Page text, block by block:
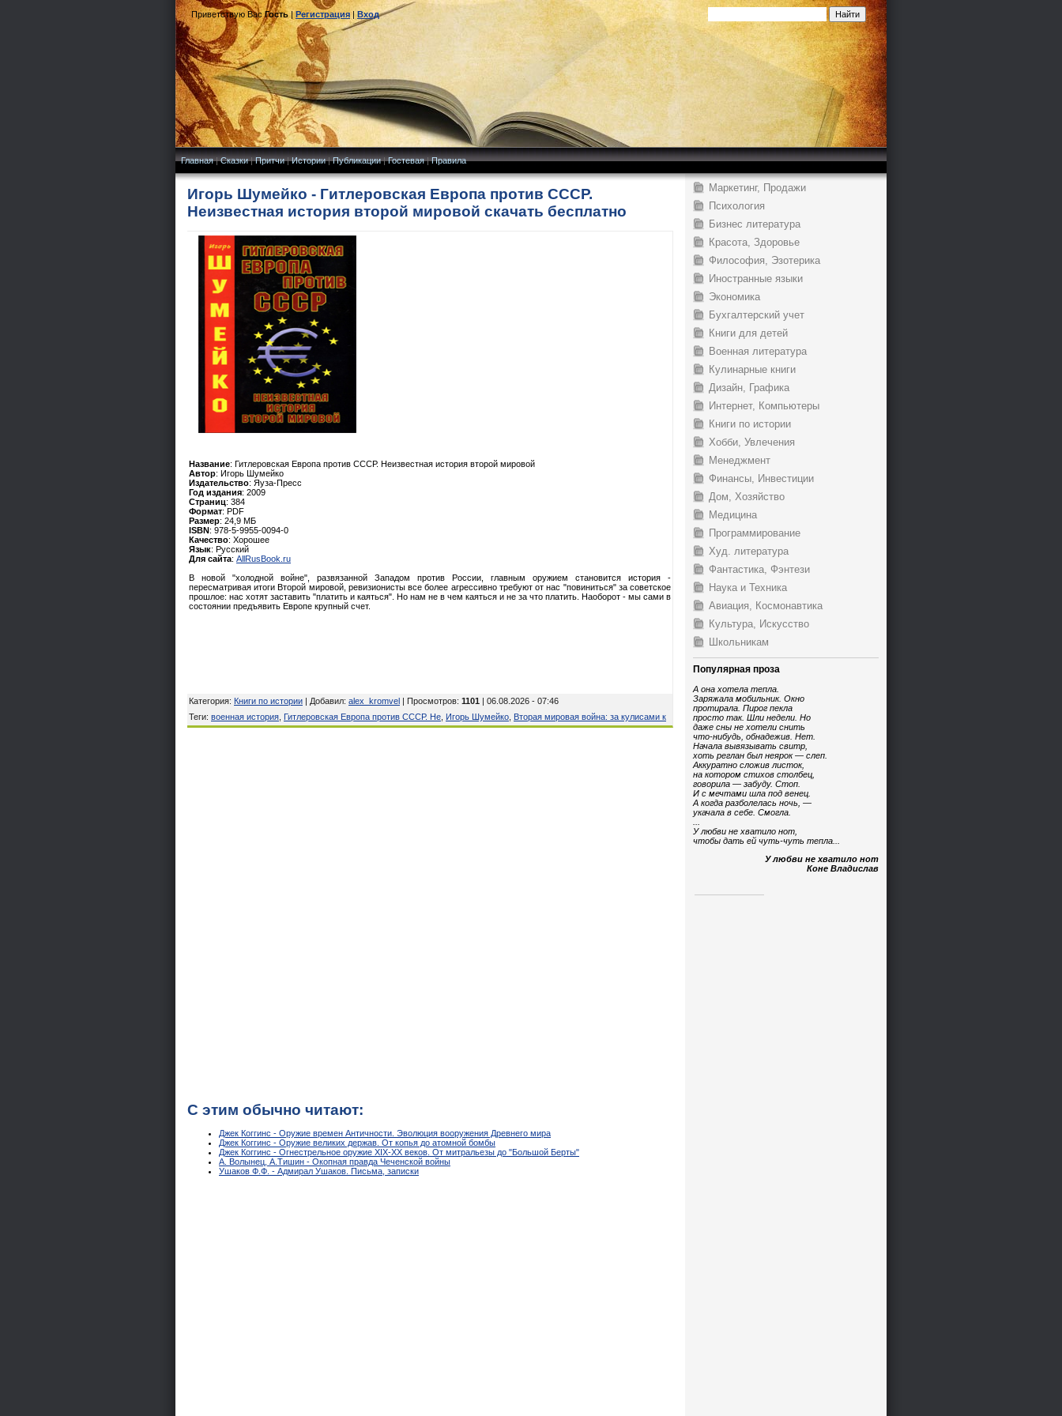
Приветствую Вас Гость|Регистрация|Вход
Главная|Сказки|Притчи|Истории|Публикации|Гостевая|Правила
Игорь Шумейко - Гитлеровская Европа против СССР.
Неизвестная история второй мировой скачать бесплатно
Название: Гитлеровская Европа против СССР. Неизвестная история второй мировой
Автор: Игорь Шумейко
Издательство: Яуза-Пресс
Год издания: 2009
Страниц: 384
Формат: PDF
Размер: 24,9 МБ
ISBN: 978-5-9955-0094-0
Качество: Хорошее
Язык: Русский
Для сайта: AllRusBook.ru
В новой "холодной войне", развязанной Западом против России, главным оружием становится история -
пересматривая итоги Второй мировой, ревизионисты все более агрессивно требуют от нас "повиниться" за советское
прошлое: нас хотят заставить "платить и каяться". Но нам не в чем каяться и не за что платить. Наоборот - мы сами в
состоянии предъявить Европе крупный счет.
Категория: Книги по истории | Добавил: alex_kromvel | Просмотров: 1101 | 06.08.2026 - 07:46
Теги: военная история Гитлеровская Европа против СССР. Не Игорь Шумейко Вторая мировая война: за кулисами к
С этим обычно читают:
Джек Коггинс - Оружие времен Античности. Эволюция вооружения Древнего мира
Джек Коггинс - Оружие великих держав. От копья до атомной бомбы
Джек Коггинс - Огнестрельное оружие XIX-XX веков. От митральезы до "Большой Берты"
А. Волынец, А.Тишин - Окопная правда Чеченской войны
Ушаков Ф.Ф. - Адмирал Ушаков. Письма, записки
Маркетинг, Продажи
Психология
Бизнес литература
Красота, Здоровье
Философия, Эзотерика
Иностранные языки
Экономика
Бухгалтерский учет
Книги для детей
Военная литература
Кулинарные книги
Дизайн, Графика
Интернет, Компьютеры
Книги по истории
Хобби, Увлечения
Менеджмент
Финансы, Инвестиции
Дом, Хозяйство
Медицина
Программирование
Худ. литература
Фантастика, Фэнтези
Наука и Техника
Авиация, Космонавтика
Культура, Искусство
Школьникам
Популярная проза
А она хотела тепла.
Заряжала мобильник. Окно
протирала. Пирог пекла
просто так. Шли недели. Но
даже сны не хотели снить
что-нибудь, обнадежив. Нет.
Начала вывязывать свитр,
хоть реглан был неярок — слеп.
Аккуратно сложив листок,
на котором стихов столбец,
говорила — забуду. Стоп.
И с мечтами шла под венец.
А когда разболелась ночь, —
укачала в себе. Смогла.
У любви не хватило нот,
чтобы дать ей чуть-чуть тепла...
У любви не хватило нот
Коне Владислав